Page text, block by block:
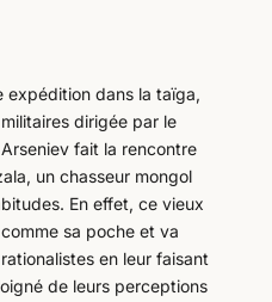
expédition dans la taïga,
dirigée par le
fait la rencontre
un chasseur mongol
En effet, ce vieux
sa poche et va
en leur faisant
de leurs perceptions